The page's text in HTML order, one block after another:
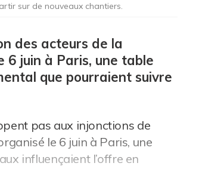
sur de nouveaux chantiers.
des acteurs de la
6 juin à Paris, une table
que pourraient suivre
pas aux injonctions de
le 6 juin à Paris, une
influençaient l’offre en